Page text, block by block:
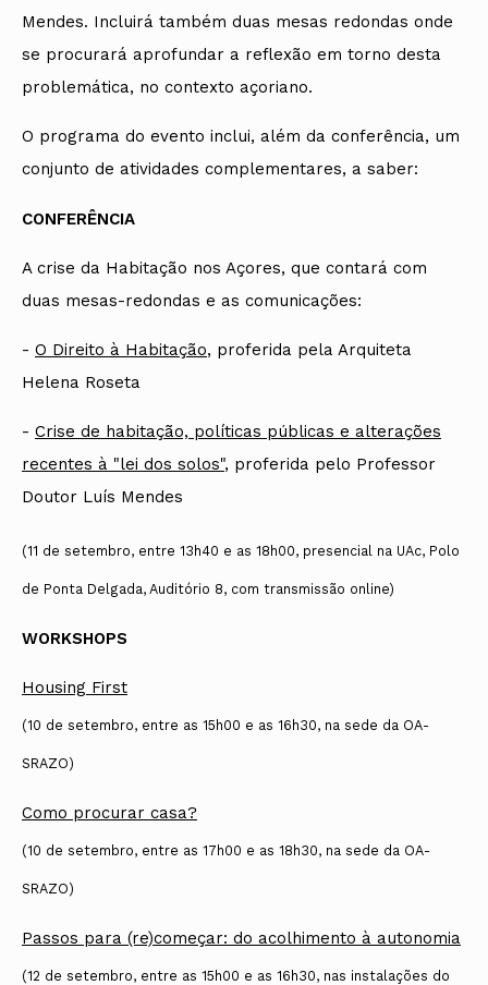
Mendes. Incluirá também duas mesas redondas onde
se procurará aprofundar a reflexão em torno desta
problemática, no contexto açoriano.
O programa do evento inclui, além da conferência, um
conjunto de atividades complementares, a saber:
CONFERÊNCIA
A crise da Habitação nos Açores, que contará com
duas mesas-redondas e as comunicações:
- O Direito à Habitação, proferida pela Arquiteta
Helena Roseta
- Crise de habitação, políticas públicas e alterações
recentes à "lei dos solos", proferida pelo Professor
Doutor Luís Mendes
(11 de setembro, entre 13h40 e as 18h00, presencial na UAc, Polo
de Ponta Delgada, Auditório 8, com transmissão online)
WORKSHOPS
Housing First
(10 de setembro, entre as 15h00 e as 16h30, na sede da OA-
SRAZO)
Como procurar casa?
(10 de setembro, entre as 17h00 e as 18h30, na sede da OA-
SRAZO)
Passos para (re)começar: do acolhimento à autonomia
(12 de setembro, entre as 15h00 e as 16h30, nas instalações do